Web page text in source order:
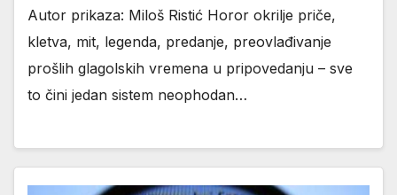
Autor prikaza: Miloš Ristić Horor okrilje priče,
kletva, mit, legenda, predanje, preovlađivanje
prošlih glagolskih vremena u pripovedanju – sve
to čini jedan sistem neophodan…